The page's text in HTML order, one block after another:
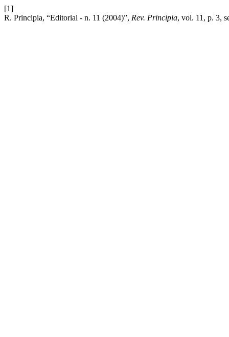
[1]
R. Principia, “Editorial - n. 11 (2004)”, Rev. Principia, vol. 11, p. 3,